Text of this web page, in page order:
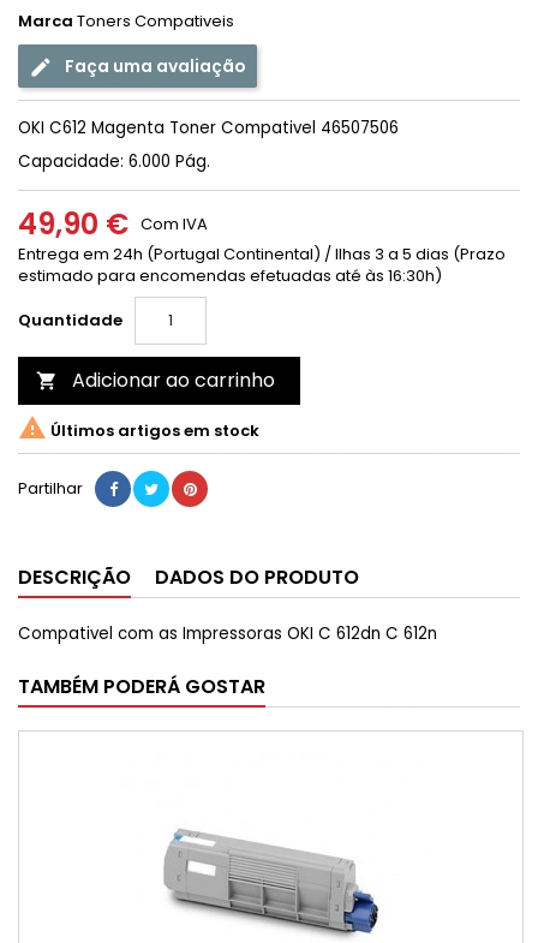
Marca Toners Compativeis
Faça uma avaliação
OKI C612 Magenta Toner Compativel 46507506
Capacidade: 6.000 Pág.
49,90 € Com IVA
Entrega em 24h (Portugal Continental) / Ilhas 3 a 5 dias (Prazo
estimado para encomendas efetuadas até às 16:30h)
Quantidade
 Adicionar ao carrinho
 Últimos artigos em stock
Partilhar
DESCRIÇÃO DADOS DO PRODUTO
Compativel com as Impressoras OKI C 612dn C 612n
TAMBÉM PODERÁ GOSTAR